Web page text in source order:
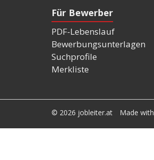
Für Bewerber
PDF-Lebenslauf
Bewerbungsunterlagen
Suchprofile
Merkliste
© 2026 jobleiter.at Made with